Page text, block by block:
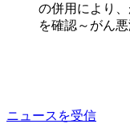
の併用により
を確認～がん
ニュースを受信